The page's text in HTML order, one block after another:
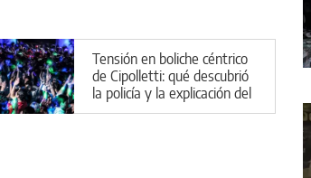
Tensión en boliche céntrico
de Cipolletti: qué descubrió
la policía y la explicación del
implicado